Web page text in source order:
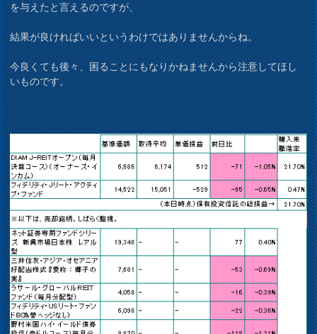
を与えたと言えるのですが、
結果が良ければいいというわけではありませんからね。
今良くても後々、困ることにもなりかねませんから注意してほし
いものです。